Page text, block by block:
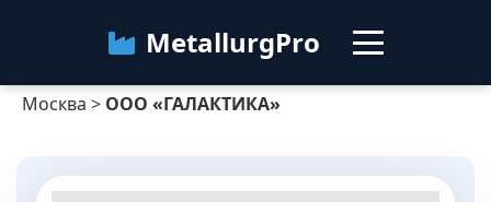
MetallurgPro
Москва
Категории
Москва > ООО «ГАЛАКТИКА»